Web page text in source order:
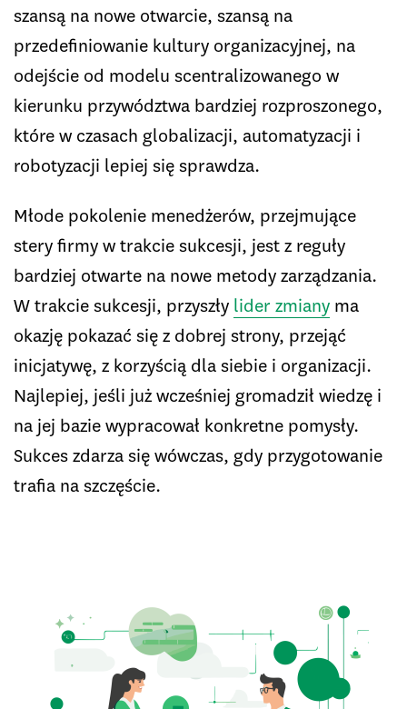
szansą na nowe otwarcie, szansą na
przedefiniowanie kultury organizacyjnej, na
odejście od modelu scentralizowanego w
kierunku przywództwa bardziej rozproszonego,
które w czasach globalizacji, automatyzacji i
robotyzacji lepiej się sprawdza.
Młode pokolenie menedżerów, przejmujące
stery firmy w trakcie sukcesji, jest z reguły
bardziej otwarte na nowe metody zarządzania.
W trakcie sukcesji, przyszły lider zmiany ma
okazję pokazać się z dobrej strony, przejąć
inicjatywę, z korzyścią dla siebie i organizacji.
Najlepiej, jeśli już wcześniej gromadził wiedzę i
na jej bazie wypracował konkretne pomysły.
Sukces zdarza się wówczas, gdy przygotowanie
trafia na szczęście.